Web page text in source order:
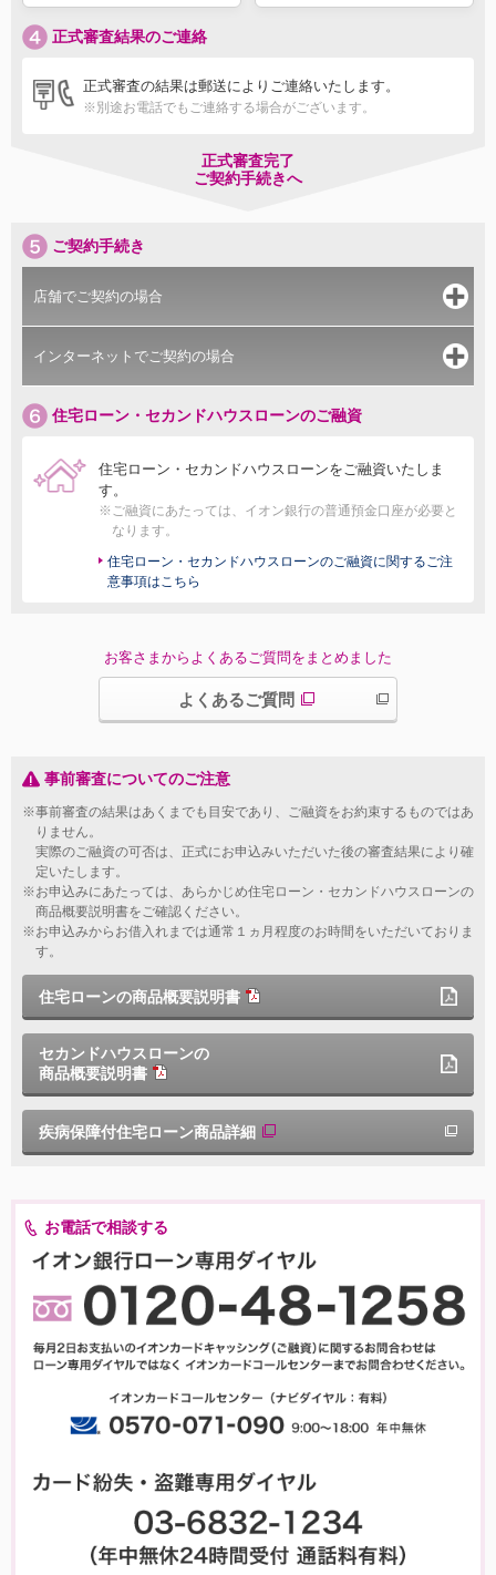
正式審査結果のご連絡
正式審査の結果は郵送によりご連絡いたします。
※別途お電話でもご連絡する場合がございます。
正式審査完了
ご契約手続きへ
ご契約手続き
店舗でご契約の場合
インターネットでご契約の場合
住宅ローン・セカンドハウスローンのご融資
住宅ローン・セカンドハウスローンをご融資いたしま
す。
※ご融資にあたっては、イオン銀行の普通預金口座が必要と
なります。
住宅ローン・セカンドハウスローンのご融資に関するご注
意事項はこちら
お客さまからよくあるご質問をまとめました
よくあるご質問
事前審査についてのご注意
※事前審査の結果はあくまでも目安であり、ご融資をお約束するものではあ
りません。
実際のご融資の可否は、正式にお申込みいただいた後の審査結果により確
定いたします。
※お申込みにあたっては、あらかじめ住宅ローン・セカンドハウスローンの
商品概要説明書をご確認ください。
※お申込みからお借入れまでは通常１ヵ月程度のお時間をいただいておりま
す。
住宅ローンの商品概要説明書
セカンドハウスローンの
商品概要説明書
疾病保障付住宅ローン商品詳細
お電話で相談する